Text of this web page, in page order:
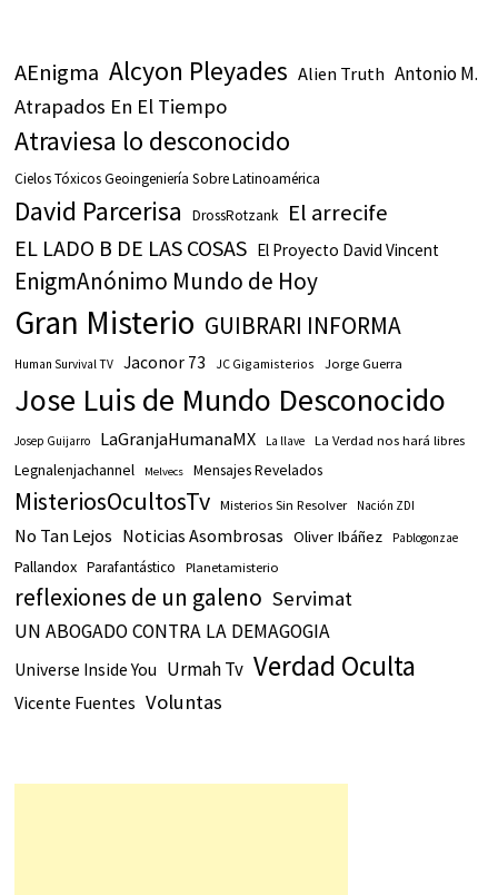
AEnigma Alcyon Pleyades Alien Truth Antonio M.
Atrapados En El Tiempo
Atraviesa lo desconocido
Cielos Tóxicos Geoingeniería Sobre Latinoamérica
David Parcerisa DrossRotzank El arrecife
EL LADO B DE LAS COSAS El Proyecto David Vincent
EnigmAnónimo Mundo de Hoy
Gran Misterio GUIBRARI INFORMA
Human Survival TV Jaconor 73 JC Gigamisterios Jorge Guerra
Jose Luis de Mundo Desconocido
Josep Guijarro LaGranjaHumanaMX La llave La Verdad nos hará libres
Legnalenjachannel Melvecs Mensajes Revelados
MisteriosOcultosTv Misterios Sin Resolver Nación ZDI
No Tan Lejos Noticias Asombrosas Oliver Ibáñez Pablogonzae
Pallandox Parafantástico Planetamisterio
reflexiones de un galeno Servimat
UN ABOGADO CONTRA LA DEMAGOGIA
Universe Inside You Urmah Tv Verdad Oculta
Vicente Fuentes Voluntas